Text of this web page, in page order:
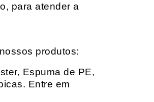
para atender a
produtos:
Espuma de PE,
Entre em